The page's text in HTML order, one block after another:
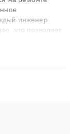
инженер
что позволяет
мастера